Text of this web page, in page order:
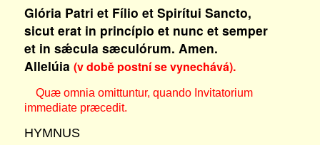
Glória Patri et Fílio et Spirítui Sancto,
sicut erat in princípio et nunc et semper
et in sǽcula sæculórum. Amen.
Allelúia (v době postní se vynechává).
Quæ omnia omittuntur, quando Invitatorium
immediate præcedit.
HYMNUS